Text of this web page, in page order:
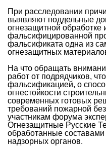
При расследовании
выявляют поддельные
огнезащитной обработке
фальсифицированной
фальсификата одна из
огнезащитных
На что обращать
работ от подрядчиков,
фальсификацией, о
огнестойкости
современных готовых
требований пожарной
участникам форума
Огнезащитные Русские
обработанные
надзорных органов.